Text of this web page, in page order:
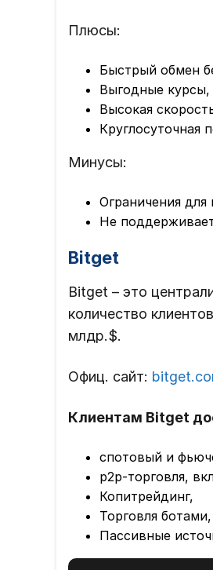
Плюсы:
Быстрый обмен
Выгодные курсы,
Высокая
Круглосуточная
Минусы:
Ограничения
Не
Bitget
Bitget – это
количество
млдр.$.
Офиц. сайт:
Клиентам Bitget
спотовый и
p2p-торговля,
Копитрейдинг,
Торговля ботами,
Пассивные